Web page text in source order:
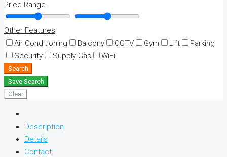
Price Range
Other Features
Air Conditioning
Balcony CCTV Gym Lift
Parking
Security
Supply Gas WiFi
Search
Save Search
Clear
Description
Details
Contact